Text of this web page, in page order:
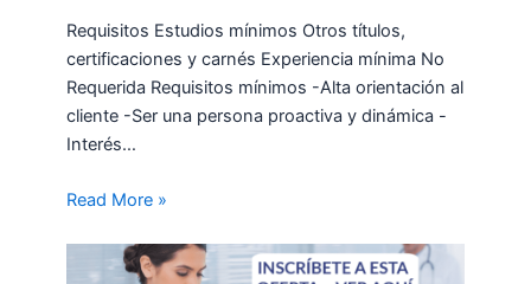
Requisitos Estudios mínimos Otros títulos,
certificaciones y carnés Experiencia mínima No
Requerida Requisitos mínimos -Alta orientación al
cliente -Ser una persona proactiva y dinámica -
Interés…
Read More »